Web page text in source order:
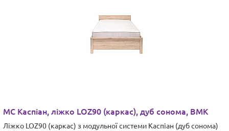
МС Каспіан, ліжко LOZ90 (каркас), дуб сонома, ВМК
Ліжко LOZ90 (каркас) з модульної системи Каспіан (дуб сонома)